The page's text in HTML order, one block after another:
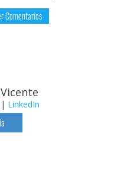
Comentarios
| LinkedIn